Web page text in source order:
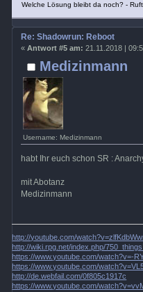
Welche Lösung bleibt da noch? -
Medizinmann
Username: Medizinmann
Re: Shadowrun: Reboot
« Antwort #5 am: 21.11.2018 |
habt Ihr euch schon SR :
mit Abotanz
Medizinmann
http://youtube.com/
http://wiki.rpg.net/index.php/
https://www.youtube.com/watch?v=-
https://www.youtube.com/
http://de.webfail.com/0f805c1917c
https://www.youtube.com/